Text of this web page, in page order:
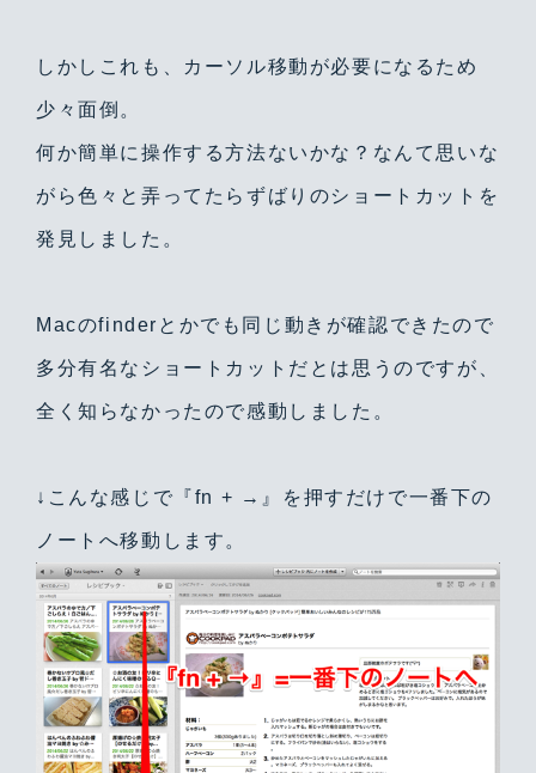
しかしこれも、カーソル移動が必要になるため
少々面倒。
何か簡単に操作する方法ないかな？なんて思いな
がら色々と弄ってたらずばりのショートカットを
発見しました。
Macのfinderとかでも同じ動きが確認できたので
多分有名なショートカットだとは思うのですが、
全く知らなかったので感動しました。
↓こんな感じで『fn + →』を押すだけで一番下の
ノートへ移動します。